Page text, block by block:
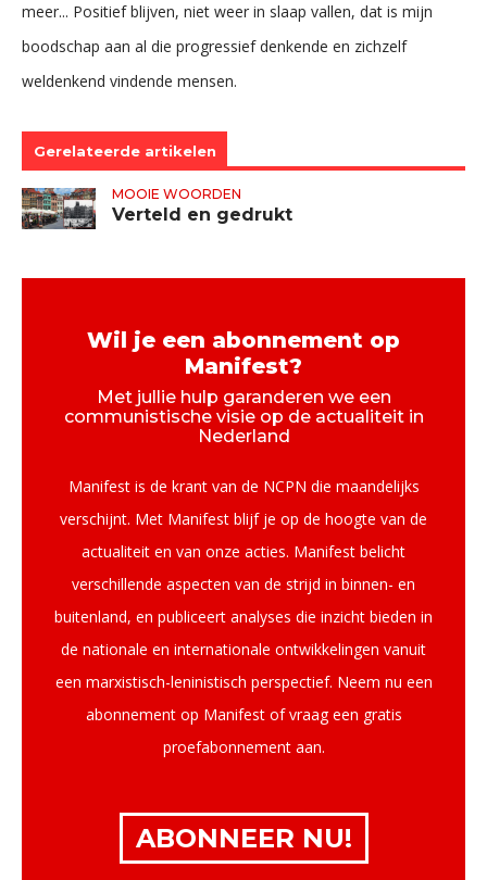
meer... Positief blijven, niet weer in slaap vallen, dat is mijn
boodschap aan al die progressief denkende en zichzelf
weldenkend vindende mensen.
Gerelateerde artikelen
MOOIE WOORDEN
Verteld en gedrukt
Wil je een abonnement op
Manifest?
Met jullie hulp garanderen we een
communistische visie op de actualiteit in
Nederland
Manifest is de krant van de NCPN die maandelijks
verschijnt. Met Manifest blijf je op de hoogte van de
actualiteit en van onze acties. Manifest belicht
verschillende aspecten van de strijd in binnen- en
buitenland, en publiceert analyses die inzicht bieden in
de nationale en internationale ontwikkelingen vanuit
een marxistisch-leninistisch perspectief. Neem nu een
abonnement op Manifest of vraag een gratis
proefabonnement aan.
ABONNEER NU!